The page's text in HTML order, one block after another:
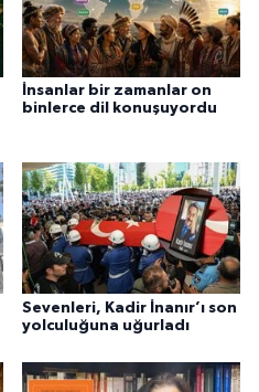
İnsanlar bir zamanlar on
binlerce dil konuşuyordu
Sevenleri, Kadir İnanır’ı son
yolculuğuna uğurladı